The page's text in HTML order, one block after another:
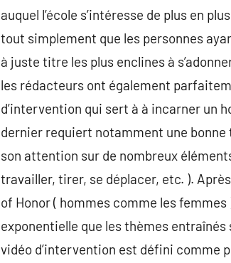
auquel l’école s’intéresse de plus en
tout simplement que les personnes
à juste titre les plus enclines à
les rédacteurs ont également
d’intervention qui sert à à incarner un
dernier requiert notamment une
son attention sur de nombreux
travailler, tirer, se déplacer, etc. ).
of Honor ( hommes comme les
exponentielle que les thèmes
vidéo d’intervention est défini comme